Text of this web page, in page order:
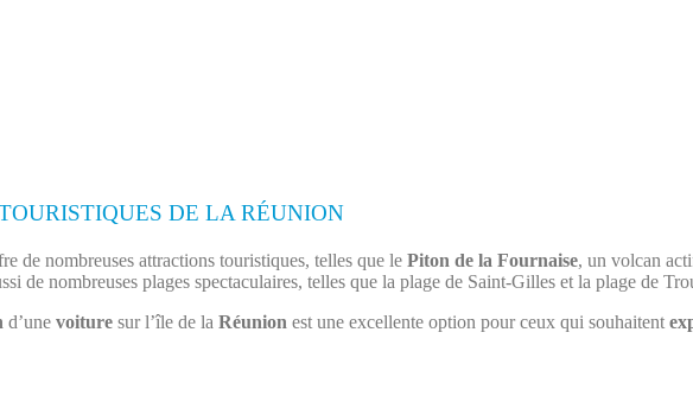
DE LA RÉUNION
de nombreuses attractions touristiques, telles que le Piton de la Fournaise, un volcan
de nombreuses plages spectaculaires, telles que la plage de Saint-Gilles et la plage de
d’unevoituresur l’île de la Réunion est une excellente option pour ceux qui souhaitent